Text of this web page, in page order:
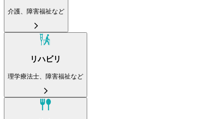
介護、障害福祉など
リハビリ
理学療法士、障害福祉など